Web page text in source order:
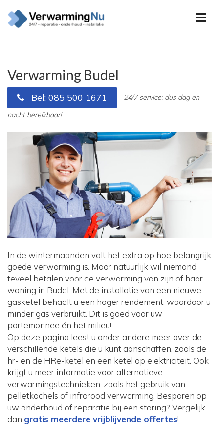
Verwarming Budel
Bel: 085 500 1671
24/7 service: dus dag en
nacht bereikbaar!
In de wintermaanden valt het extra op hoe belangrijk
goede verwarming is. Maar natuurlijk wil niemand
teveel betalen voor de verwarming van zijn of haar
woning in Budel. Met de installatie van een nieuwe
gasketel behaalt u een hoger rendement, waardoor u
minder gas verbruikt. Dit is goed voor uw
portemonnee én het milieu!
Op deze pagina leest u onder andere meer over de
verschillende ketels die u kunt aanschaffen, zoals de
hr- en de HRe-ketel en een ketel op elektriciteit. Ook
krijgt u meer informatie voor alternatieve
verwarmingstechnieken, zoals het gebruik van
pelletkachels of infrarood verwarming. Besparen op
uw onderhoud of reparatie bij een storing? Vergelijk
dan gratis meerdere vrijblijvende offertes!